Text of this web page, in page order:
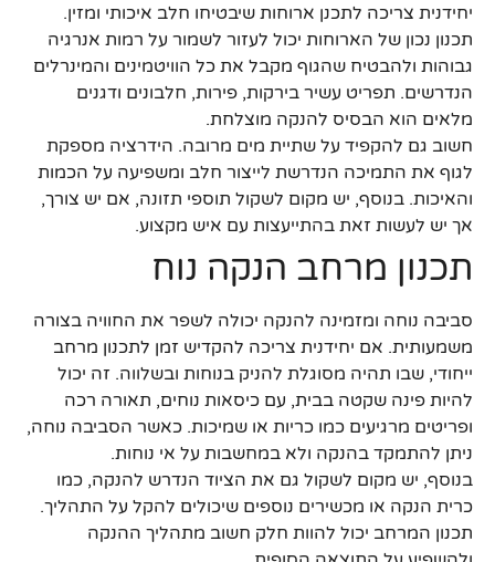
יחידנית צריכה לתכנן ארוחות שיבטיחו חלב איכותי ומזין.
תכנון נכון של הארוחות יכול לעזור לשמור על רמות אנרגיה
גבוהות ולהבטיח שהגוף מקבל את כל הוויטמינים והמינרלים
הנדרשים. תפריט עשיר בירקות, פירות, חלבונים ודגנים
מלאים הוא הבסיס להנקה מוצלחת.
חשוב גם להקפיד על שתיית מים מרובה. הידרציה מספקת
לגוף את התמיכה הנדרשת לייצור חלב ומשפיעה על הכמות
והאיכות. בנוסף, יש מקום לשקול תוספי תזונה, אם יש צורך,
אך יש לעשות זאת בהתייעצות עם איש מקצוע.
תכנון מרחב הנקה נוח
סביבה נוחה ומזמינה להנקה יכולה לשפר את החוויה בצורה
משמעותית. אם יחידנית צריכה להקדיש זמן לתכנון מרחב
ייחודי, שבו תהיה מסוגלת להניק בנוחות ובשלווה. זה יכול
להיות פינה שקטה בבית, עם כיסאות נוחים, תאורה רכה
ופריטים מרגיעים כמו כריות או שמיכות. כאשר הסביבה נוחה,
ניתן להתמקד בהנקה ולא במחשבות על אי נוחות.
בנוסף, יש מקום לשקול גם את הציוד הנדרש להנקה, כמו
כרית הנקה או מכשירים נוספים שיכולים להקל על התהליך.
תכנון המרחב יכול להוות חלק חשוב מתהליך ההנקה